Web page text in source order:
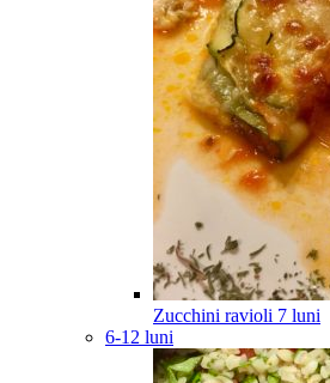
Zucchini ravioli 7 luni
6-12 luni